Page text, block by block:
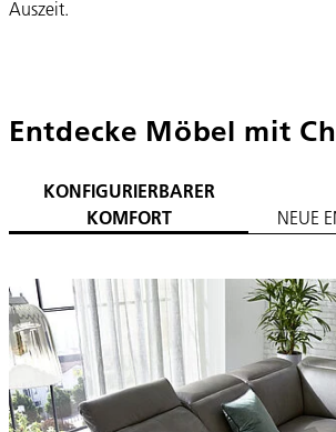
Auszeit.
Entdecke Möbel mit
KONFIGURIERBARER
KOMFORT
NEUE